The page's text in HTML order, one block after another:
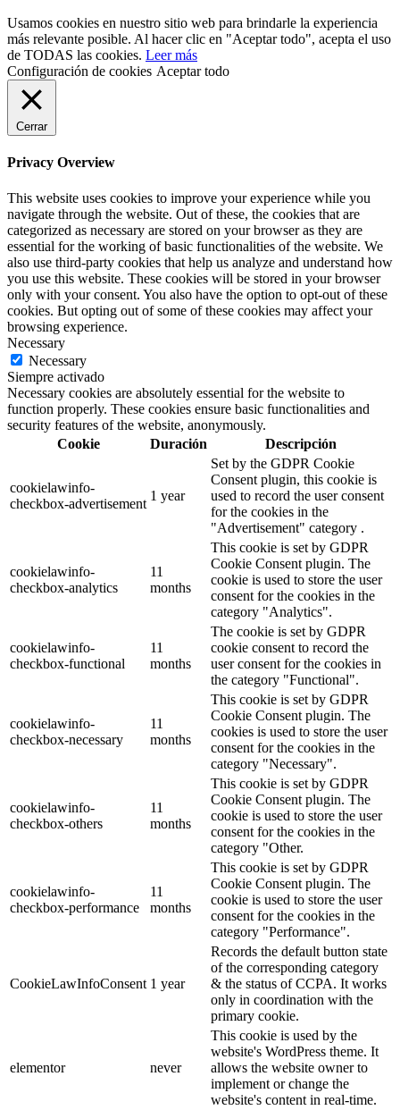
Usamos cookies en nuestro sitio web para brindarle la experiencia
más relevante posible. Al hacer clic en "Aceptar todo", acepta el uso
de TODAS las cookies. Leer más
Configuración de cookies Aceptar todo
Cerrar
Privacy Overview
This website uses cookies to improve your experience while you
navigate through the website. Out of these, the cookies that are
categorized as necessary are stored on your browser as they are
essential for the working of basic functionalities of the website. We
also use third-party cookies that help us analyze and understand how
you use this website. These cookies will be stored in your browser
only with your consent. You also have the option to opt-out of these
cookies. But opting out of some of these cookies may affect your
browsing experience.
Necessary
Necessary
Siempre activado
Necessary cookies are absolutely essential for the website to
function properly. These cookies ensure basic functionalities and
security features of the website, anonymously.
Cookie
Duración Descripción
cookielawinfo-
checkbox-advertisement
1 year
Set by the GDPR Cookie
Consent plugin, this cookie is
used to record the user consent
for the cookies in the
"Advertisement" category .
cookielawinfo-
checkbox-analytics
11
months
This cookie is set by GDPR
Cookie Consent plugin. The
cookie is used to store the user
consent for the cookies in the
category "Analytics".
cookielawinfo-
checkbox-functional
11
months
The cookie is set by GDPR
cookie consent to record the
user consent for the cookies in
the category "Functional".
cookielawinfo-
checkbox-necessary
11
months
This cookie is set by GDPR
Cookie Consent plugin. The
cookies is used to store the user
consent for the cookies in the
category "Necessary".
cookielawinfo-
checkbox-others
11
months
This cookie is set by GDPR
Cookie Consent plugin. The
cookie is used to store the user
consent for the cookies in the
category "Other.
cookielawinfo-
checkbox-performance
11
months
This cookie is set by GDPR
Cookie Consent plugin. The
cookie is used to store the user
consent for the cookies in the
category "Performance".
CookieLawInfoConsent 1 year
Records the default button state
of the corresponding category
& the status of CCPA. It works
only in coordination with the
primary cookie.
elementor never
This cookie is used by the
website's WordPress theme. It
allows the website owner to
implement or change the
website's content in real-time.